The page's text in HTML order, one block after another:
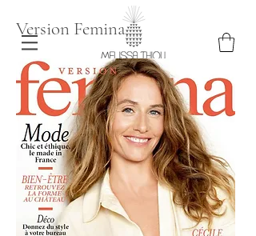
Version Femina